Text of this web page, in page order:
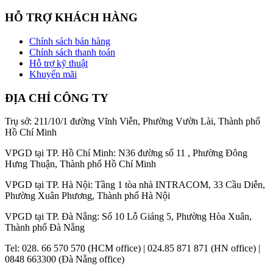
HỖ TRỢ KHÁCH HÀNG
Chính sách bán hàng
Chính sách thanh toán
Hỗ trợ kỹ thuật
Khuyến mãi
ĐỊA CHỈ CÔNG TY
Trụ sở: 211/10/1 đường Vĩnh Viễn, Phường Vườn Lài, Thành phố
Hồ Chí Minh
VPGD tại TP. Hồ Chí Minh: N36 đường số 11 , Phường Đông
Hưng Thuận, Thành phố Hồ Chí Minh
VPGD tại TP. Hà Nội: Tầng 1 tòa nhà INTRACOM, 33 Cầu Diễn,
Phường Xuân Phương, Thành phố Hà Nội
VPGD tại TP. Đà Nẵng: Số 10 Lỗ Giáng 5, Phường Hòa Xuân,
Thành phố Đà Nẵng
Tel: 028. 66 570 570 (HCM office) | 024.85 871 871 (HN office) |
0848 663300 (Đà Nẵng office)